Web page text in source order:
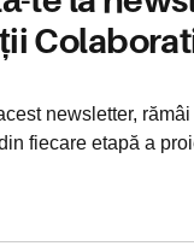
newsletter,
fiecare etapă a